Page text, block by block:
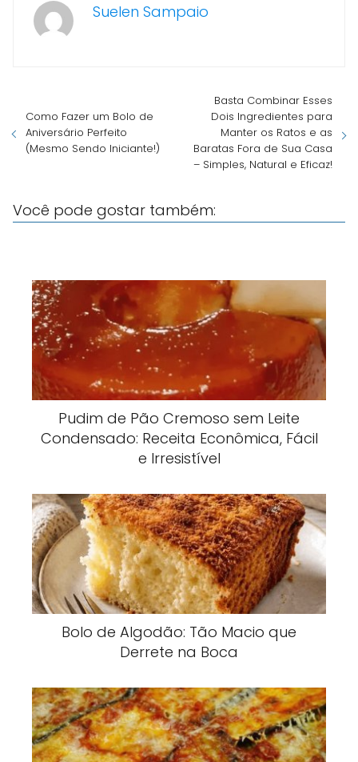
Suelen Sampaio
Como Fazer um Bolo de
Aniversário Perfeito
(Mesmo Sendo Iniciante!)
Basta Combinar Esses
Dois Ingredientes para
Manter os Ratos e as
Baratas Fora de Sua Casa
– Simples, Natural e Eficaz!
Você pode gostar também:
Pudim de Pão Cremoso sem Leite
Condensado: Receita Econômica, Fácil
e Irresistível
Bolo de Algodão: Tão Macio que
Derrete na Boca